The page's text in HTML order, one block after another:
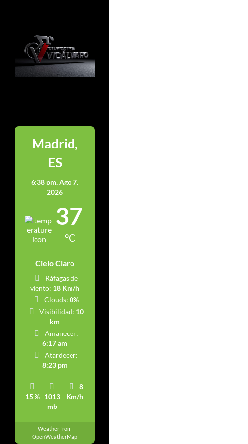
Madrid,
ES
6:38 pm,Ago 7,
2026
37
°C
Cielo Claro
15 % 1013
mb
8
Km/h
Ráfagas de
viento: 18 Km/h
Clouds: 0%
Visibilidad: 10
km
Amanecer:
6:17 am
Atardecer:
8:23 pm
Weather from
OpenWeatherMap